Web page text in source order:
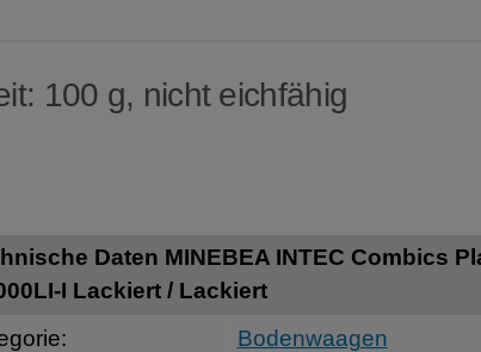
100 g, nicht eichfähig
Daten MINEBEA INTEC Combics
I Lackiert / Lackiert
Bodenwaagen